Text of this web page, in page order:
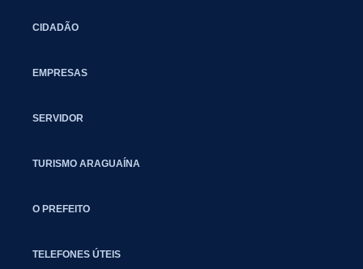
CIDADÃO
EMPRESAS
SERVIDOR
TURISMO ARAGUAÍNA
O PREFEITO
TELEFONES ÚTEIS